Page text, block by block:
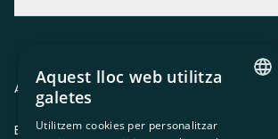
Premsa
Treballa amb nosaltres
Avis legal Política de privacitatPolítica de cookies
ES CAGLEU
Aquest lloc web utilitza
galetes
Utilitzem cookies per personalitzar